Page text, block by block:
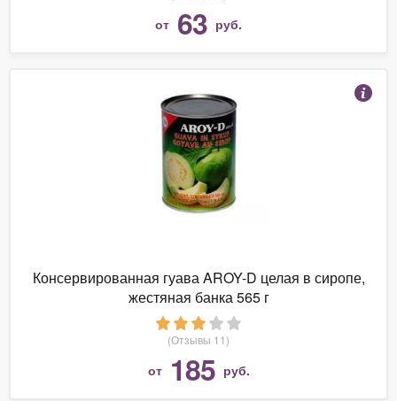
от 63 руб.
Консервированная гуава AROY-D целая в сиропе,
жестяная банка 565 г
(Отзывы 11)
от 185 руб.